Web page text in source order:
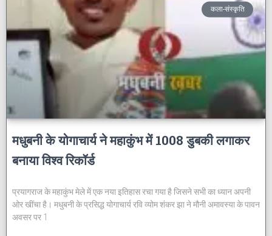
कला-संस्कृति
मधुबनी के योगाचार्य ने महाकुंभ में 1008 डुबकी लगाकर
बनाया विश्व रिकॉर्ड
प्रयागराज के महाकुंभ मेले में एक नया इतिहास रचा गया है जिसने सभी का ध्यान अपनी
ओर खींचा है। मधुबनी के प्रसिद्ध योगाचार्य रवि व्योम शंकर झा ने मौनी अमावस्या के पावन
अवसर पर 1